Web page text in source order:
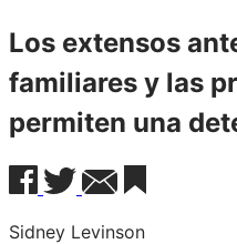
Los extensos
familiares y las
permiten una
Sidney Levinson